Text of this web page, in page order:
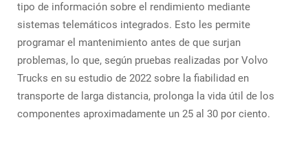
tipo de información sobre el rendimiento mediante
sistemas telemáticos integrados. Esto les permite
programar el mantenimiento antes de que surjan
problemas, lo que, según pruebas realizadas por Volvo
Trucks en su estudio de 2022 sobre la fiabilidad en
transporte de larga distancia, prolonga la vida útil de los
componentes aproximadamente un 25 al 30 por ciento.